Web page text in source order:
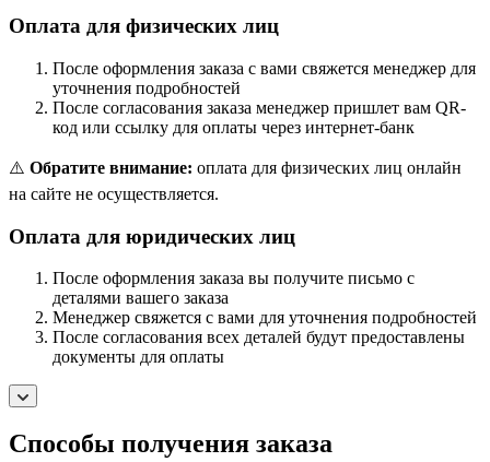
Оплата для физических лиц
После оформления заказа с вами свяжется менеджер для
уточнения подробностей
После согласования заказа менеджер пришлет вам QR-
код или ссылку для оплаты через интернет-банк
⚠️ Обратите внимание: оплата для физических лиц онлайн
на сайте не осуществляется.
Оплата для юридических лиц
После оформления заказа вы получите письмо с
деталями вашего заказа
Менеджер свяжется с вами для уточнения подробностей
После согласования всех деталей будут предоставлены
документы для оплаты
Способы получения заказа